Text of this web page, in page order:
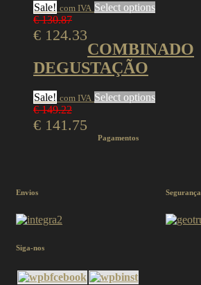
Sale!
€130.87
€ 124.33
com IVA Select options
COMBINADO
DEGUSTAÇÃO
Sale!
€149.22
€ 141.75
com IVA Select options
Pagamentos
Envios Segurança
Siga-nos